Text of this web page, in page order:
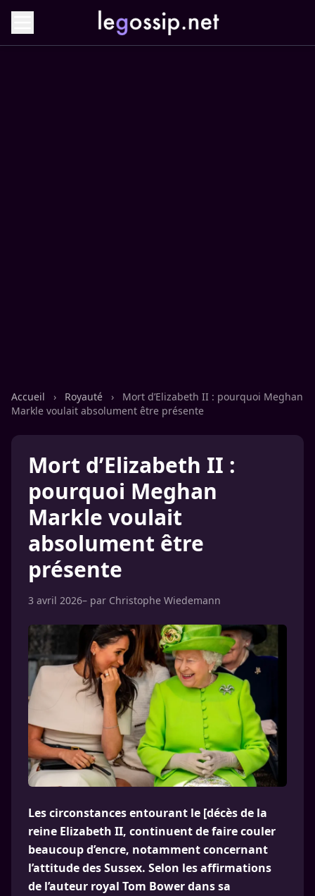
Accueil › Royauté ›
Mort d’Elizabeth II : pourquoi Meghan
Markle voulait absolument être présente
Mort d’Elizabeth II :
pourquoi Meghan
Markle voulait
absolument être
présente
3 avril 2026– par Christophe Wiedemann
Les circonstances entourant le [décès de la
reine Elizabeth II, continuent de faire couler
beaucoup d’encre, notamment concernant
l’attitude des Sussex. Selon les affirmations
de l’auteur royal Tom Bower dans sa